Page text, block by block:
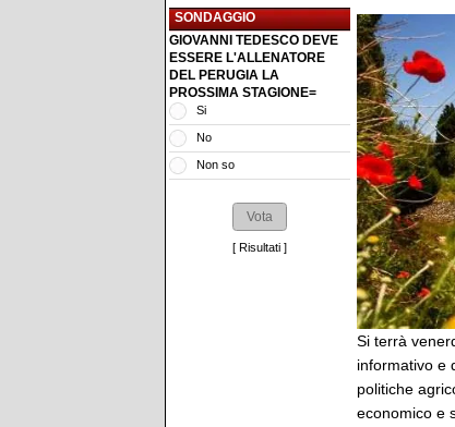
SONDAGGIO
GIOVANNI TEDESCO DEVE
ESSERE L'ALLENATORE
DEL PERUGIA LA
PROSSIMA STAGIONE=
Si
No
Non so
[ Risultati ]
Si terrà
informativo e
politiche
economico e